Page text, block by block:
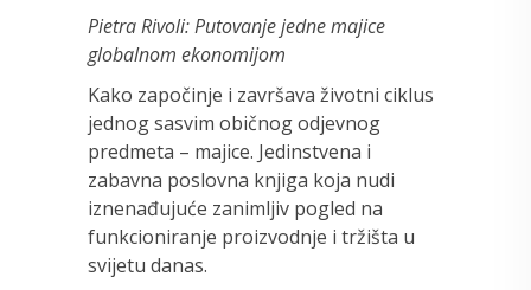
Pietra Rivoli: Putovanje jedne majice
globalnom ekonomijom
Kako započinje i završava životni ciklus
jednog sasvim običnog odjevnog
predmeta – majice. Jedinstvena i
zabavna poslovna knjiga koja nudi
iznenađujuće zanimljiv pogled na
funkcioniranje proizvodnje i tržišta u
svijetu danas.